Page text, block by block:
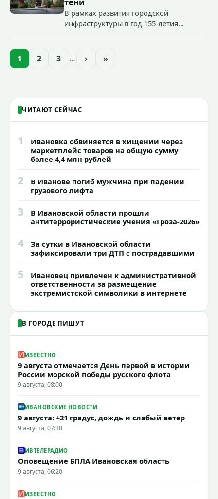
тени
В рамках развития городской
инфраструктуры в год 155-летия
проекта подсветки исторических
1 2 3 … › »
ЧИТАЮТ СЕЙЧАС
1
Ивановка обвиняется в хищении через
маркетплейс товаров на общую сумму
более 4,4 млн рублей
2
В Иванове погиб мужчина при падении
грузового лифта
3
В Ивановской области прошли
антитеррористические учения «Гроза-2026»
4
За сутки в Ивановской области
зафиксировали три ДТП с пострадавшими
5
Ивановец привлечен к административной
ответственности за размещение
экстремистской символики в интернете
В ГОРОДЕ ПИШУТ
ИЗВЕСТНО
9 августа отмечается День первой в истории
России морской победы русского флота
9 августа, 08:00
ИВАНОВСКИЕ НОВОСТИ
9 августа: +21 градус, дождь и слабый ветер
9 августа, 07:30
ИВТЕЛЕРАДИО
Оповещение БПЛА Ивановская область
9 августа, 06:20
ИЗВЕСТНО